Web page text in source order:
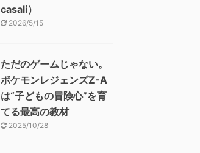
casali）
2026/5/15
ただのゲームじゃない。
ポケモンレジェンズZ-A
は“子どもの冒険心”を育
てる最高の教材
2025/10/28